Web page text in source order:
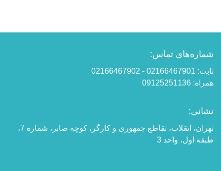
شماره‌های تماس:
ثابت: 02166467901 - 02166467902
همراه: 09125251136
نشانی:
تهران، انقلاب، تقاطع جمهوری و کارگر، کوچه صابر، شماره 7،
طبقه اول، واحد 3